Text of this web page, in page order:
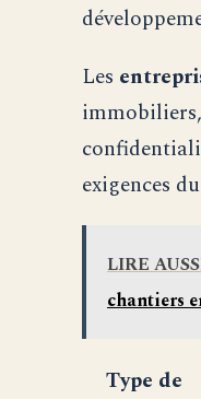
Les
exigences
LIRE
chantiers
Type de